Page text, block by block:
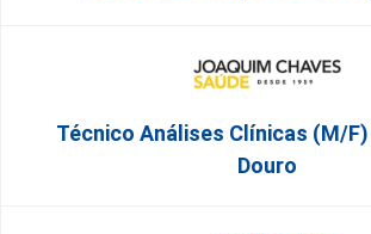
Técnico Análises Clínicas (M/F)
Douro